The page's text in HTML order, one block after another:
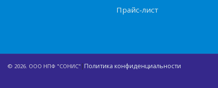
Прайс-лист
© 2026. ООО НПФ "СОНИС" |Политика конфиденциальности